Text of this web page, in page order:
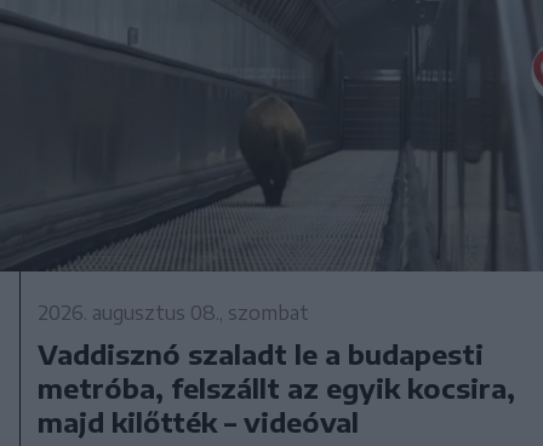
2026. augusztus 08., szombat
Vaddisznó szaladt le a budapesti
metróba, felszállt az egyik kocsira,
majd kilőtték – videóval